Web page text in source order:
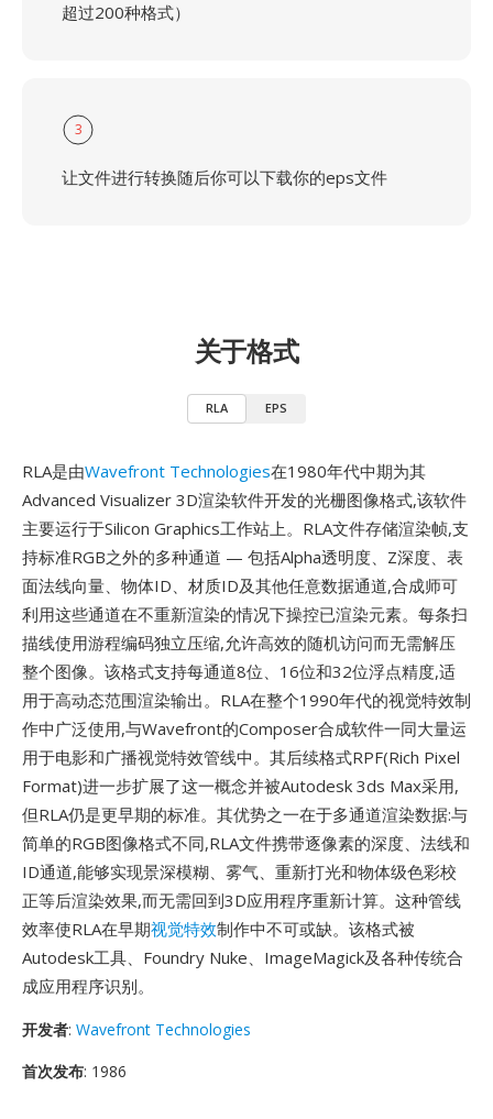
超过200种格式）
3
让文件进行转换随后你可以下载你的eps文件
关于格式
RLA EPS
RLA是由Wavefront Technologies在1980年代中期为其
Advanced Visualizer 3D渲染软件开发的光栅图像格式,该软件
主要运行于Silicon Graphics工作站上。RLA文件存储渲染帧,支
持标准RGB之外的多种通道 — 包括Alpha透明度、Z深度、表
面法线向量、物体ID、材质ID及其他任意数据通道,合成师可
利用这些通道在不重新渲染的情况下操控已渲染元素。每条扫
描线使用游程编码独立压缩,允许高效的随机访问而无需解压
整个图像。该格式支持每通道8位、16位和32位浮点精度,适
用于高动态范围渲染输出。RLA在整个1990年代的视觉特效制
作中广泛使用,与Wavefront的Composer合成软件一同大量运
用于电影和广播视觉特效管线中。其后续格式RPF(Rich Pixel
Format)进一步扩展了这一概念并被Autodesk 3ds Max采用,
但RLA仍是更早期的标准。其优势之一在于多通道渲染数据:与
简单的RGB图像格式不同,RLA文件携带逐像素的深度、法线和
ID通道,能够实现景深模糊、雾气、重新打光和物体级色彩校
正等后渲染效果,而无需回到3D应用程序重新计算。这种管线
效率使RLA在早期视觉特效制作中不可或缺。该格式被
Autodesk工具、Foundry Nuke、ImageMagick及各种传统合
成应用程序识别。
开发者: Wavefront Technologies
首次发布: 1986